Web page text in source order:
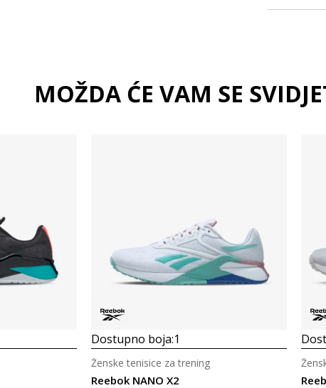
MOŽDA ĆE VAM SE
Dostupno boja:1
Reebok NANO X2
Ženske tenisice za trening